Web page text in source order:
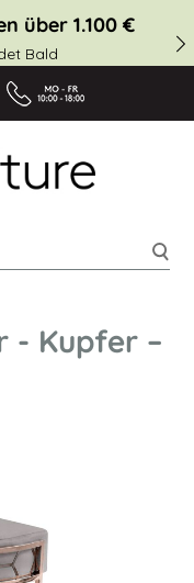
über 1.100 €
Bald
- Kupfer –